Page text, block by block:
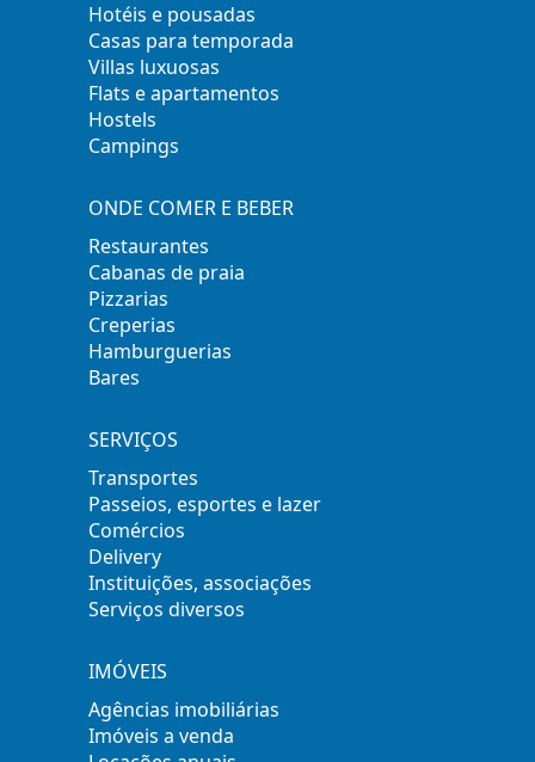
Hotéis e pousadas
Casas para temporada
Villas luxuosas
Flats e apartamentos
Hostels
Campings
ONDE COMER E BEBER
Restaurantes
Cabanas de praia
Pizzarias
Creperias
Hamburguerias
Bares
SERVIÇOS
Transportes
Passeios, esportes e lazer
Comércios
Delivery
Instituições, associações
Serviços diversos
IMÓVEIS
Agências imobiliárias
Imóveis a venda